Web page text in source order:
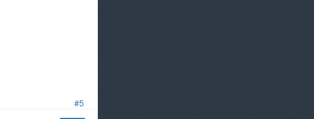
#5